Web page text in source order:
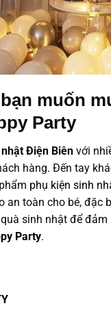
muốn
Party
Điện Biên với
hàng. Đến tay
phụ kiện sinh
toàn cho bé, đặc
sinh nhật để
Party.